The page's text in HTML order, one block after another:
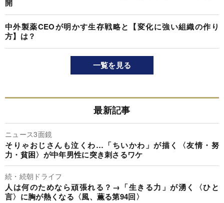
開
中外製薬CEOが明かす生存戦略と【変化に強い組織の作り
方】は？
一覧を見る
最新記事
ニュース3面鏡
そりゃおじさんも泣くわ…「ちいかわ」が描く〈友情・努
力・貧困〉が中年男性に突き刺さるワケ
続・続朝ドライフ
人は何のためなら頑張れる？→「生きる力」が湧く〈ひと
言〉に胸が熱くなる〈風、薫る第94回〉